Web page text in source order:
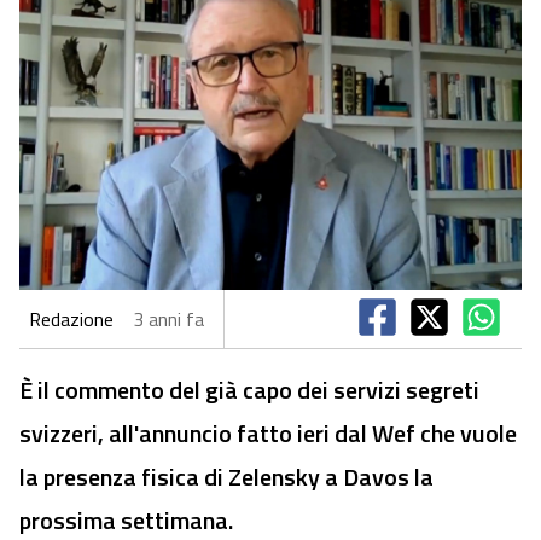
Redazione 3 anni fa
È il commento del già capo dei servizi segreti
svizzeri, all'annuncio fatto ieri dal Wef che vuole
la presenza fisica di Zelensky a Davos la
prossima settimana.